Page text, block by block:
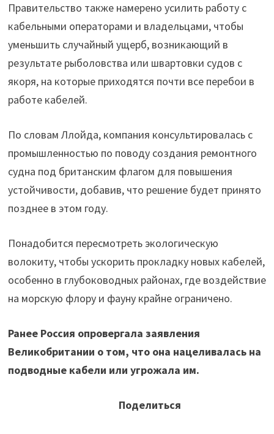
Правительство также намерено усилить работу с
кабельными операторами и владельцами, чтобы
уменьшить случайный ущерб, возникающий в
результате рыболовства или швартовки судов с
якоря, на которые приходятся почти все перебои в
работе кабелей.
По словам Ллойда, компания консультировалась с
промышленностью по поводу создания ремонтного
судна под британским флагом для повышения
устойчивости, добавив, что решение будет принято
позднее в этом году.
Понадобится пересмотреть экологическую
волокиту, чтобы ускорить прокладку новых кабелей,
особенно в глубоководных районах, где воздействие
на морскую флору и фауну крайне ограничено.
Ранее Россия опровергала заявления
Великобритании о том, что она нацеливалась на
подводные кабели или угрожала им.
Поделиться